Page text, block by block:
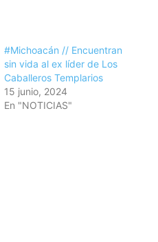
#Michoacán // Encuentran
sin vida al ex líder de Los
Caballeros Templarios
15 junio, 2024
En "NOTICIAS"